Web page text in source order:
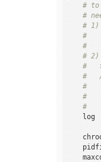
# to
#
# 1)
#
#
# 2)
#
#
    #
#
    #
log